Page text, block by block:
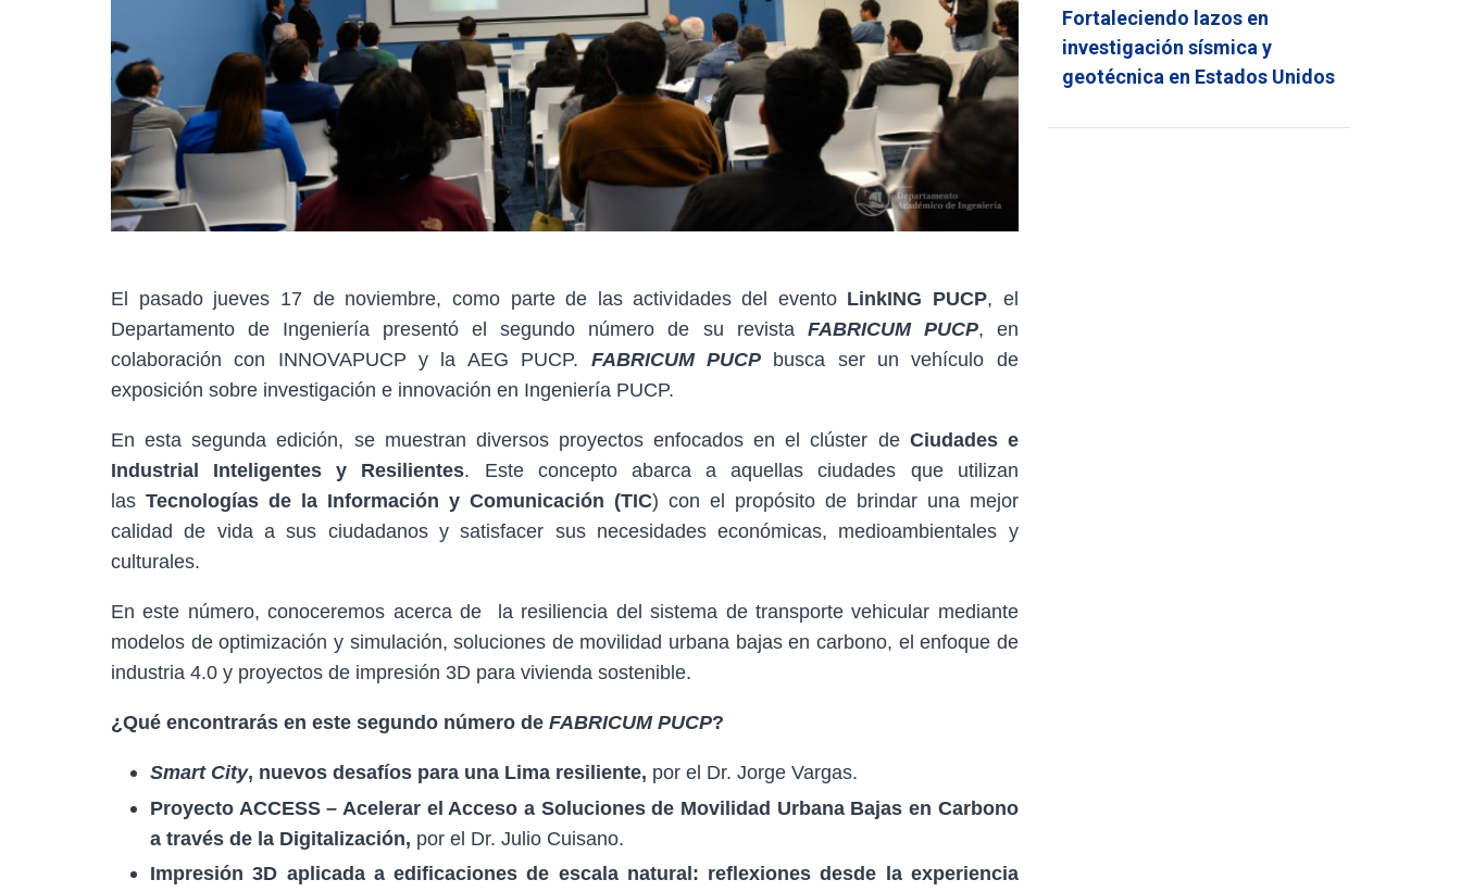
El pasado jueves 17 de noviembre, como parte de las actividades del evento LinkING PUCP, el
Departamento de Ingeniería presentó el segundo número de su revista FABRICUM PUCP, en
colaboración con INNOVAPUCP y la AEG PUCP. FABRICUM PUCPbusca ser un vehículo de
exposición sobre investigación e innovación en Ingeniería PUCP.
En esta segunda edición, se muestran diversos proyectos enfocados en el clúster de Ciudades e
Industrial Inteligentes y Resilientes. Este concepto abarca a aquellas ciudades que utilizan
las Tecnologías de la Información y Comunicación (TIC) con el propósito de brindar una mejor
calidad de vida a sus ciudadanos y satisfacer sus necesidades económicas, medioambientales y
culturales.
En este número, conoceremos acerca de la resiliencia del sistema de transporte vehicular mediante
modelos de optimización y simulación, soluciones de movilidad urbana bajas en carbono, el enfoque de
industria 4.0 y proyectos de impresión 3D para vivienda sostenible.
¿Qué encontrarás en este segundo número de FABRICUM PUCP?
Smart City, nuevos desafíos para una Lima resiliente, por el Dr. Jorge Vargas.
Proyecto ACCESS – Acelerar el Acceso a Soluciones de Movilidad Urbana Bajas en Carbono
a través de la Digitalización, por el Dr. Julio Cuisano.
Impresión 3D aplicada a edificaciones de escala natural: reflexiones desde la experiencia
Fortaleciendo lazos en
investigación sísmica y
geotécnica en Estados Unidos